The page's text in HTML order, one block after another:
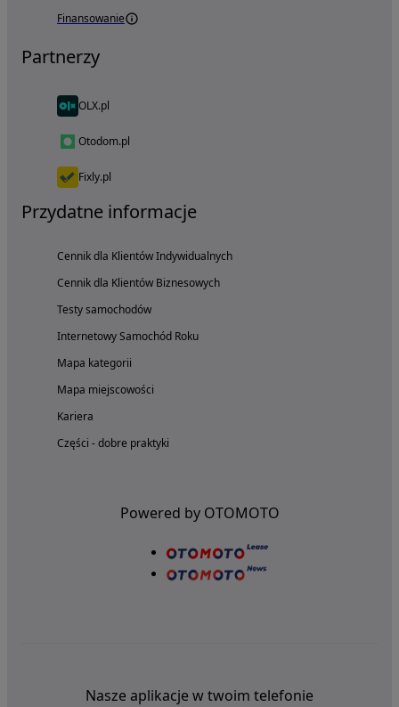
Finansowanie
Partnerzy
OLX.pl
Otodom.pl
Fixly.pl
Przydatne informacje
Cennik dla Klientów Indywidualnych
Cennik dla Klientów Biznesowych
Testy samochodów
Internetowy Samochód Roku
Mapa kategorii
Mapa miejscowości
Kariera
Części - dobre praktyki
Powered by OTOMOTO
Nasze aplikacje w twoim telefonie